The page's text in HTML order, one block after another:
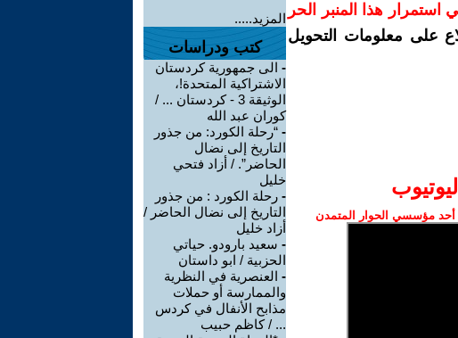
في استمرار هذا المنبر الحر
على معلومات التحويل
مؤسسي الحوار المتمدن
المزيد.....
كتب ودراسات
- الى جمهورية كردستان
الاشتراكية المتحدة!،
الوثيقة 3 - كردستان ... /
كوران عبد الله
- “رحلة الكورد: من جذور
التاريخ إلى نضال
الحاضر”. / أزاد فتحي
خليل
- رحلة الكورد : من جذور
التاريخ إلى نضال الحاضر /
أزاد خليل
- سعید بارودو. حیاتي
الحزبیة / ابو داستان
- العنصرية في النظرية
والممارسة أو حملات
مذابح الأنفال في كردس
... / كاظم حبيب